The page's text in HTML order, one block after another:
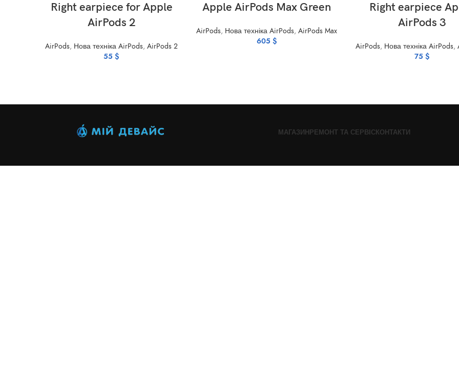
Right earpiece for Apple
AirPods 2
AirPods, Нова техніка AirPods, AirPods 2
55 $
Apple AirPods Max Green
AirPods, Нова техніка AirPods, AirPods Max
605 $
Right earpiece
AirPods 3
AirPods, Нова техніка AirPods,
75 $
МАГАЗИНРЕМОНТ ТА СЕРВІСКОНТАКТИ